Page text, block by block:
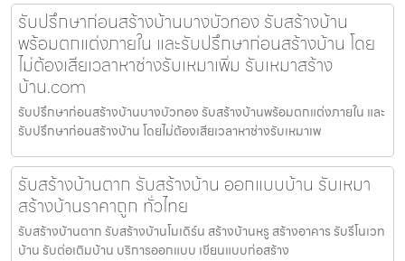
รับปรึกษาก่อนสร้างบ้านบางบัวทอง รับสร้างบ้าน
พร้อมตกแต่งภายใน และรับปรึกษาก่อนสร้างบ้าน โดย
ไม่ต้องเสียเวลาหาช่างรับเหมาเพิ่ม รับเหมาสร้าง
บ้าน.com
รับปรึกษาก่อนสร้างบ้านบางบัวทอง รับสร้างบ้านพร้อมตกแต่งภายใน และ
รับปรึกษาก่อนสร้างบ้าน โดยไม่ต้องเสียเวลาหาช่างรับเหมาเพ
รับสร้างบ้านตาก รับสร้างบ้าน ออกแบบบ้าน รับเหมา
สร้างบ้านราคาถูก ทั่วไทย
รับสร้างบ้านตาก รับสร้างบ้านโมเดิร์น สร้างบ้านหรู สร้างอาคาร รับรีโนเวท
บ้าน รับต่อเติมบ้าน บริการออกแบบ เขียนแบบก่อสร้าง